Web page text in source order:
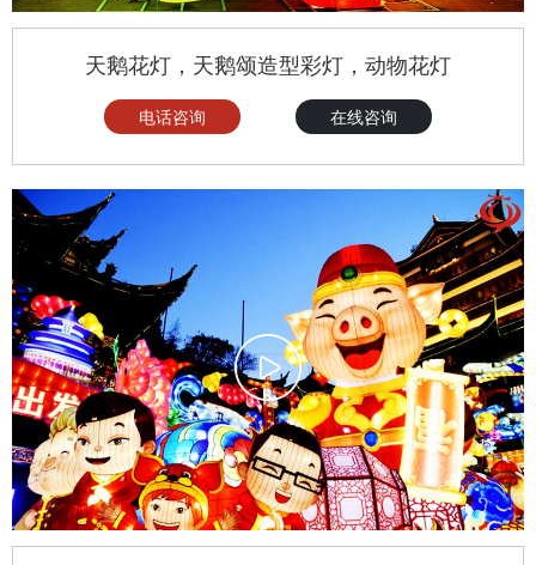
天鹅花灯，天鹅颂造型彩灯，动物花灯
电话咨询 在线咨询